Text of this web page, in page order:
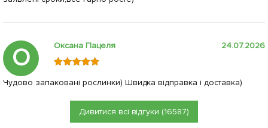
О Оксана Пацеля 24.07.2026
Чудово запаковані рослинки) Швидка відправка і доставка)
Дивитися всі відгуки (16587)